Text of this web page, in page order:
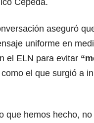
Cepeda.
aseguró
uniforme en
el ELN para evitar
como el que surgió a
que hemos hecho,